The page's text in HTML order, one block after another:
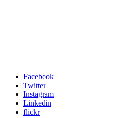
Facebook
Twitter
Instagram
Linkedin
flickr